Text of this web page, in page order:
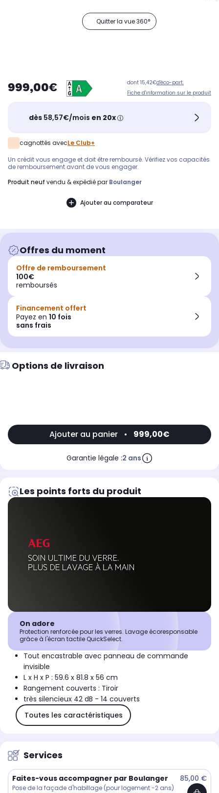
Quitter la vue 360°
999,00€ dont 15,42€d'éco-part.
Fiche d'information sur le produit
dès 58,57€/mois en 20x
cagnottés avecLe Club+
Un crédit vous engage et doit être remboursé. Vérifiez vos capacités
de remboursement avant de vous engager.
produit neuf vendu & expédié par Boulanger
Ajouter au comparateur
Offres du moment
Offre de remboursement
100€
remboursés
Financement offert
Payez en 10 fois
sans frais
Options de livraison
Ajouter au panier • 999,00€
Garantie légale :2 ans
Les points forts du produit
On adore
Protection renforcée pour les verres. Lavage écoresponsable
grâce à l'écran tactile QuickSelect.
Tout encastrable avec panneau de commande
invisible
L x H x P : 59.6 x 81.8 x 56 cm
Rangement couverts : Tiroir
très silencieux 42 dB - 14 couverts
Toutes les caractéristiques
Services
Faites-vous accompagner par Boulanger 85,00 €
Pose de la façade d'habillage (pour logement -2 ans)